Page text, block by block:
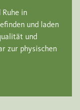
Ruhe in
und laden
und
zur physischen